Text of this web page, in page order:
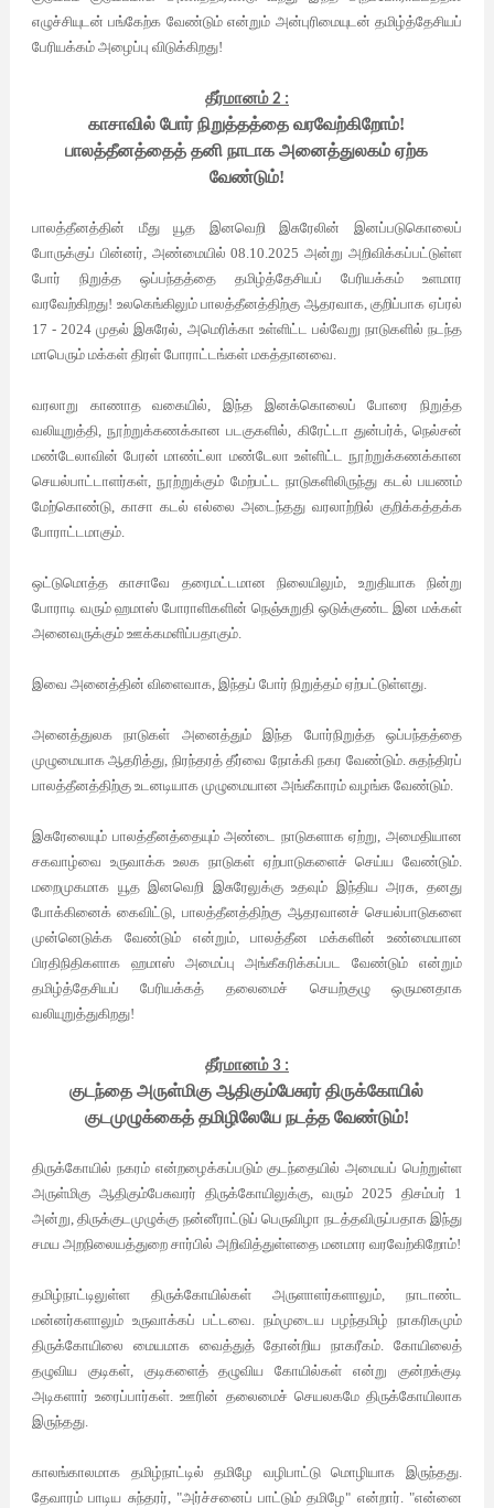
எழுச்சியுடன் பங்கேற்க வேண்டும் என்றும் அன்புரிமையுடன் தமிழ்த்தேசியப்
பேரியக்கம் அழைப்பு விடுக்கிறது!
தீர்மானம்2 :
காசாவில் போர் நிறுத்தத்தை வரவேற்கிறோம்!
பாலத்தீனத்தைத் தனி நாடாக அனைத்துலகம் ஏற்க
வேண்டும்!
பாலத்தீனத்தின் மீதுயூத இனவெறிஇசுரேலின் இனப்படுகொலைப்
போருக்குப் பின்னர், அண்மையில் 08.10.2025 அன்று அறிவிக்கப்பட்டுள்ள
போர் நிறுத்த ஒப்பந்தத்தை தமிழ்த்தேசியப் பேரியக்கம் உளமார
வரவேற்கிறது! உலகெங்கிலும் பாலத்தீனத்திற்கு ஆதரவாக, குறிப்பாக ஏப்ரல்
17 - 2024 முதல் இசுரேல், அமெரிக்கா உள்ளிட்ட பல்வேறு நாடுகளில் நடந்த
மாபெரும் மக்கள் திரள் போராட்டங்கள் மகத்தானவை.
வரலாறு காணாத வகையில், இந்த இனக்கொலைப் போரை நிறுத்த
வலியுறுத்தி, நூற்றுக்கணக்கான படகுகளில், கிரேட்டா துன்பர்க், நெல்சன்
மண்டேலாவின் பேரன் மாண்ட்லா மண்டேலா உள்ளிட்ட நூற்றுக்கணக்கான
செயல்பாட்டாளர்கள், நூற்றுக்கும் மேற்பட்ட நாடுகளிலிருந்து கடல் பயணம்
மேற்கொண்டு, காசா கடல் எல்லை அடைந்தது வரலாற்றில் குறிக்கத்தக்க
போராட்டமாகும்.
ஒட்டுமொத்த காசாவே தரைமட்டமான நிலையிலும், உறுதியாக நின்று
போராடி வரும் ஹமாஸ் போராளிகளின் நெஞ்சுறுதி ஒடுக்குண்ட இன மக்கள்
அனைவருக்கும் ஊக்கமளிப்பதாகும்.
இவை அனைத்தின் விளைவாக, இந்தப் போர் நிறுத்தம் ஏற்பட்டுள்ளது.
அனைத்துலக நாடுகள் அனைத்தும் இந்த போர்நிறுத்த ஒப்பந்தத்தை
முழுமையாக ஆதரித்து, நிரந்தரத் தீர்வை நோக்கி நகர வேண்டும். சுதந்திரப்
பாலத்தீனத்திற்கு உடனடியாக முழுமையான அங்கீகாரம் வழங்க வேண்டும்.
இசுரேலையும் பாலத்தீனத்தையும் அண்டை நாடுகளாக ஏற்று, அமைதியான
சகவாழ்வை உருவாக்க உலக நாடுகள் ஏற்பாடுகளைச் செய்ய வேண்டும்.
மறைமுகமாக யூத இனவெறி இசுரேலுக்கு உதவும் இந்திய அரசு, தனது
போக்கினைக் கைவிட்டு, பாலத்தீனத்திற்கு ஆதரவானச் செயல்பாடுகளை
முன்னெடுக்க வேண்டும் என்றும், பாலத்தீன மக்களின் உண்மையான
பிரதிநிதிகளாக ஹமாஸ் அமைப்பு அங்கீகரிக்கப்பட வேண்டும் என்றும்
தமிழ்த்தேசியப் பேரியக்கத் தலைமைச் செயற்குழு ஒருமனதாக
வலியுறுத்துகிறது!
தீர்மானம்3 :
குடந்தை அருள்மிகு ஆதிகும்பேசுரர் திருக்கோயில்
குடமுழுக்கைத் தமிழிலேயே நடத்த வேண்டும்!
திருக்கோயில் நகரம் என்றழைக்கப்படும் குடந்தையில் அமையப் பெற்றுள்ள
அருள்மிகு ஆதிகும்பேசுவரர் திருக்கோயிலுக்கு, வரும் 2025 திசம்பர் 1
அன்று, திருக்குடமுழுக்கு நன்னீராட்டுப் பெருவிழா நடத்தவிருப்பதாக இந்து
சமய அறநிலையத்துறை சார்பில் அறிவித்துள்ளதை மனமார வரவேற்கிறோம்!
தமிழ்நாட்டிலுள்ள திருக்கோயில்கள் அருளாளர்களாலும், நாடாண்ட
மன்னர்களாலும் உருவாக்கப் பட்டவை. நம்முடைய பழந்தமிழ் நாகரிகமும்
திருக்கோயிலை மையமாக வைத்துத் தோன்றிய நாகரீகம். கோயிலைத்
தழுவிய குடிகள், குடிகளைத் தழுவிய கோயில்கள் என்று குன்றக்குடி
அடிகளார் உரைப்பார்கள். ஊரின் தலைமைச் செயலகமே திருக்கோயிலாக
இருந்தது.
காலங்காலமாக தமிழ்நாட்டில் தமிழே வழிபாட்டு மொழியாக இருந்தது.
தேவாரம் பாடிய சுந்தரர், "அர்ச்சனைப் பாட்டும் தமிழே" என்றார். "என்னை